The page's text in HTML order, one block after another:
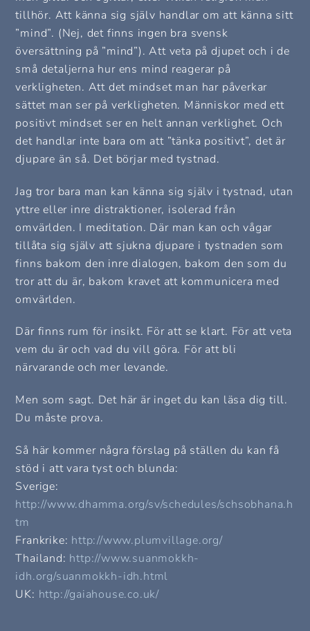
tillhör. Att känna sig själv handlar om att känna sitt
”mind”. (Nej, det finns ingen bra svensk
översättning på ”mind”). Att veta på djupet och i de
små detaljerna hur ens mind reagerar på
verkligheten. Att det mindset man har påverkar
sättet man ser på verkligheten. Människor med ett
positivt mindset ser en helt annan verklighet. Och
det handlar inte bara om att ”tänka positivt”, det är
djupare än så. Det börjar med tystnad.
Jag tror bara man kan känna sig själv i tystnad, utan
yttre eller inre distraktioner, isolerad från
omvärlden. I meditation. Där man kan och vågar
tillåta sig själv att sjukna djupare i tystnaden som
finns bakom den inre dialogen, bakom den som du
tror att du är, bakom kravet att kommunicera med
omvärlden.
Där finns rum för insikt. För att se klart. För att veta
vem du är och vad du vill göra. För att bli
närvarande och mer levande.
Men som sagt. Det här är inget du kan läsa dig till.
Du måste prova.
Så här kommer några förslag på ställen du kan få
stöd i att vara tyst och blunda:
Sverige:
http://www.dhamma.org/sv/schedules/schsobhana.h
tm
Frankrike: http://www.plumvillage.org/
Thailand: http://www.suanmokkh-
idh.org/suanmokkh-idh.html
UK: http://gaiahouse.co.uk/